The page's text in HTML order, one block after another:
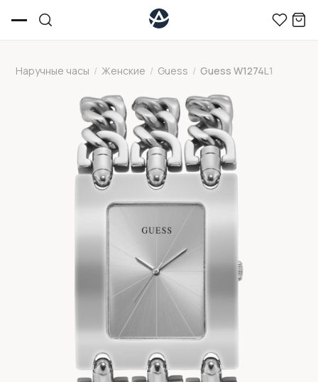
Наручные часы / Женские / Guess / Guess W1274L1